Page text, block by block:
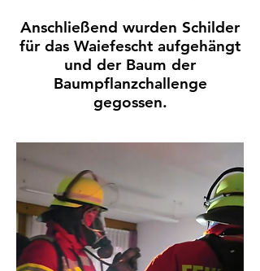
Anschließend wurden Schilder
für das Waiefescht aufgehängt
und der Baum der
Baumpflanzchallenge
gegossen.